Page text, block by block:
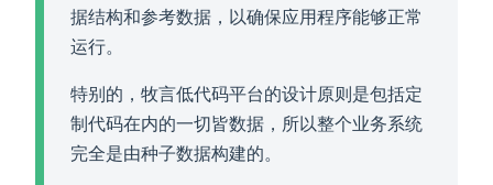
据结构和参考数据，以确保应用程序能够正常
运行。
特别的，牧言低代码平台的设计原则是包括定
制代码在内的一切皆数据，所以整个业务系统
完全是由种子数据构建的。